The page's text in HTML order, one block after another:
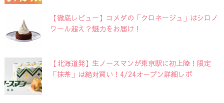
【徹底レビュー】コメダの「クロネージュ」はシロノ
ワール超え？魅力をお届け！
【北海道発】生ノースマンが東京駅に初上陸！限定
「抹茶」は絶対買い！4/24オープン詳細レポ